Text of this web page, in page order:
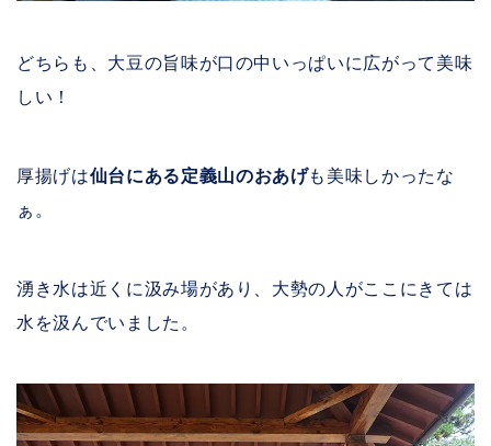
どちらも、大豆の旨味が口の中いっぱいに広がって美味
しい！
厚揚げは仙台にある定義山のおあげも美味しかったな
ぁ。
湧き水は近くに汲み場があり、大勢の人がここにきては
水を汲んでいました。